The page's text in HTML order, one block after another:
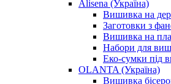
Alisena (Україна)
Вишивка на
Заготовки з
Вишивка на
Набори для
Еко-сумки під
OLANTA (Україна)
Вишивка